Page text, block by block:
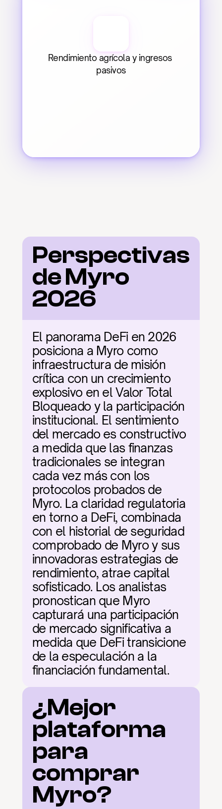
Rendimiento agrícola y ingresos
pasivos
Perspectivas
de Myro
2026
El panorama DeFi en 2026
posiciona a Myro como
infraestructura de misión
crítica con un crecimiento
explosivo en el Valor Total
Bloqueado y la participación
institucional. El sentimiento
del mercado es constructivo
a medida que las finanzas
tradicionales se integran
cada vez más con los
protocolos probados de
Myro. La claridad regulatoria
en torno a DeFi, combinada
con el historial de seguridad
comprobado de Myro y sus
innovadoras estrategias de
rendimiento, atrae capital
sofisticado. Los analistas
pronostican que Myro
capturará una participación
de mercado significativa a
medida que DeFi transicione
de la especulación a la
financiación fundamental.
¿Mejor
plataforma
para
comprar
Myro?